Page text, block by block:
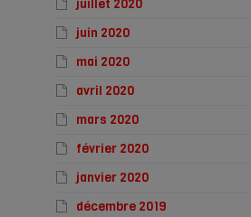
juillet 2020
juin 2020
mai 2020
avril 2020
mars 2020
février 2020
janvier 2020
décembre 2019